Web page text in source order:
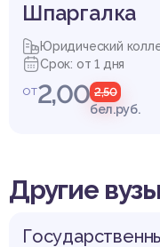
Шпаргалка
Юридический
Срок: от 1 дня
от2,00 2,50
бел.руб.
Другие